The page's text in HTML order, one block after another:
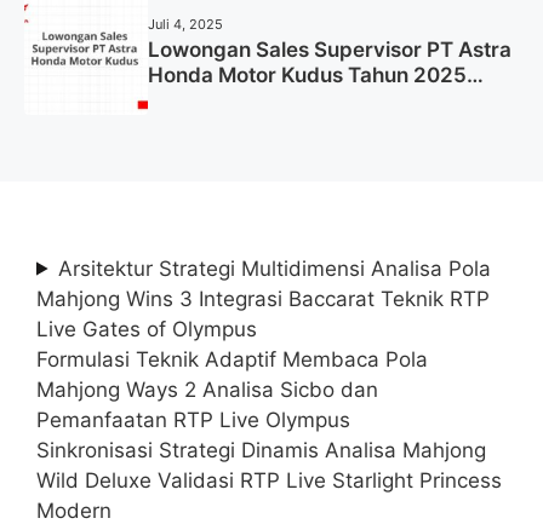
Juli 4, 2025
Lowongan Sales Supervisor PT Astra
Honda Motor Kudus Tahun 2025
Arsitektur Strategi Multidimensi Analisa Pola
Mahjong Wins 3 Integrasi Baccarat Teknik RTP
Live Gates of Olympus
Formulasi Teknik Adaptif Membaca Pola
Mahjong Ways 2 Analisa Sicbo dan
Pemanfaatan RTP Live Olympus
Sinkronisasi Strategi Dinamis Analisa Mahjong
Wild Deluxe Validasi RTP Live Starlight Princess
Modern